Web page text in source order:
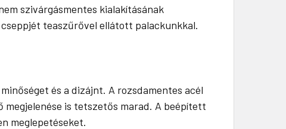
szivárgásmentes kialakításának
teaszűrővel ellátott palackunkkal.
és a dizájnt. A rozsdamentes acél
megjelenése is tetszetős marad. A beépített
meglepetéseket.